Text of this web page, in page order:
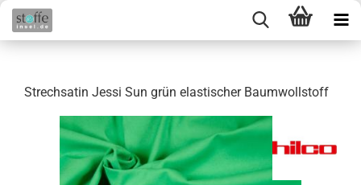
Strechsatin Jessi Sun grün elastischer Baumwollstoff